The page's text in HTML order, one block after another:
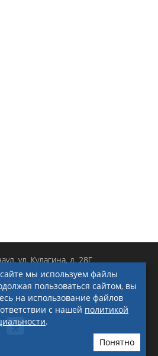
, ул. Кулагина, д. 28Г
40-97
мы используем файлы
пользоваться сайтом, вы
на использование файлов
с нашей политикой
.
Понятно